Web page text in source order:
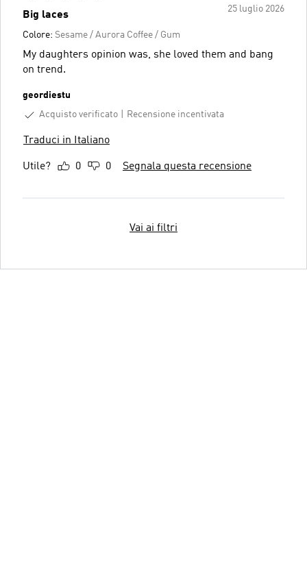
25 luglio 2026
Big laces
Colore: Sesame / Aurora Coffee / Gum
My daughters opinion was, she loved them and bang
on trend.
geordiestu
Acquisto verificato
Recensione incentivata
Traduci in Italiano
Utile? 0 0 Segnala questa recensione
Vai ai filtri